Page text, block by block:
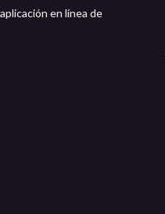
en línea de